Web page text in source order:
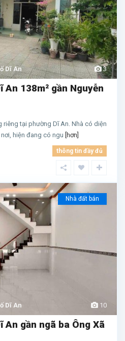
3
Dĩ An
138m² gần Nguyễn
riêng tại phường Dĩ An. Nhà có diện
hiện đang có ngu [hơn]
thông tin đầy đủ
10
Dĩ An
Nhà đất bán
An gần ngã ba Ông Xã